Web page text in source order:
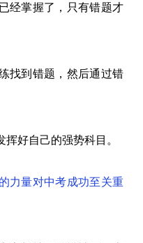
经掌握了，只有错题才
找到错题，然后通过错
好自己的强势科目。
力量对中考成功至关重